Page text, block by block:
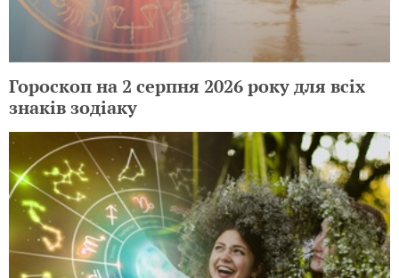
Гороскоп на 2 серпня 2026 року для всіх
знаків зодіаку